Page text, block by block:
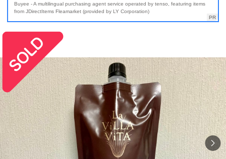
Buyee - A multilingual purchasing agent service operated by tenso, featuring items
from JDirectItems Fleamarket (provided by LY Corporation)